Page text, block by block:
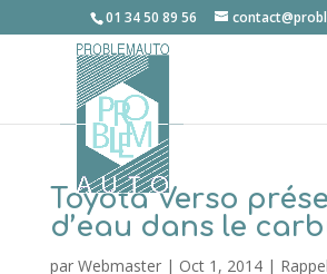
01 34 50 89 56
Toyota Verso
d’eau dans le
par Webmaster| Oct 1, 2014|